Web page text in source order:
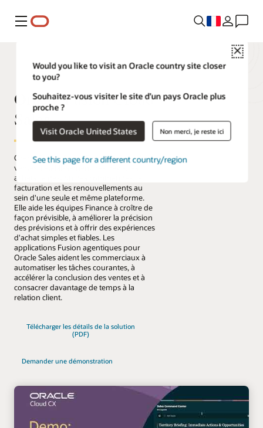
Menu
Close
Would you like to visit an Oracle country site closer
to you?
Souhaitez-vous visiter le site d’un pays Oracle plus
proche ?
Visit Oracle United States Non merci, je reste ici
See this page for a different country/region
Oracle Fusion Cloud
Sales
Oracle Fusion Cloud Sales regroupe les
ventes, l'établissement des devis, les
achats, la gestion des commandes, la
facturation et les renouvellements au
sein d'une seule et même plateforme.
Elle aide les équipes Finance à croître de
façon prévisible, à améliorer la précision
des prévisions et à offrir des expériences
d'achat simples et fiables. Les
applications Fusion agentiques pour
Oracle Sales aident les commerciaux à
automatiser les tâches courantes, à
accélérer la conclusion des ventes et à
consacrer davantage de temps à la
relation client.
Télécharger les détails de la solution
(PDF)
Demander une démonstration